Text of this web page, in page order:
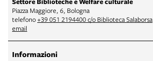
Piazza Maggiore, 6, Bologna
telefono+39 051 2194400 c/o Biblioteca Salaborsa
email
Informazioni